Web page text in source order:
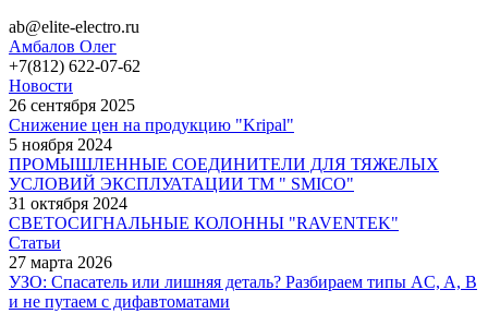
ab@elite-electro.ru
Амбалов Олег
+7(812) 622-07-62
Новости
26 сентября 2025
Снижение цен на продукцию "Kripal"
5 ноября 2024
ПРОМЫШЛЕННЫЕ СОЕДИНИТЕЛИ ДЛЯ ТЯЖЕЛЫХ
УСЛОВИЙ ЭКСПЛУАТАЦИИ TM " SMICO"
31 октября 2024
СВЕТОСИГНАЛЬНЫЕ КОЛОННЫ "RAVENTEK"
Статьи
27 марта 2026
УЗО: Спасатель или лишняя деталь? Разбираем типы AC, A, B
и не путаем с дифавтоматами